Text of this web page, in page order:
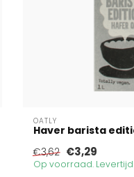
OATLY
Haver barista
€3,62 €3,29
Op voorraad.